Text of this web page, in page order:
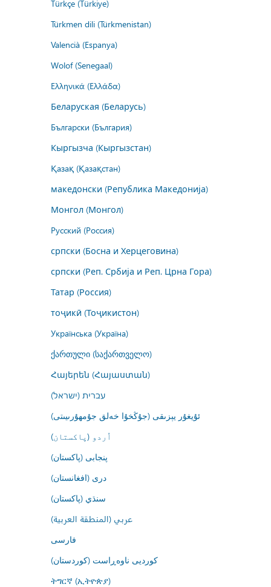
Türkçe (Türkiye)
Türkmen dili (Türkmenistan)
Valencià (Espanya)
Wolof (Senegaal)
Ελληνικά (Ελλάδα)
Беларуская (Беларусь)
Български (България)
Кыргызча (Кыргызстан)
Қазақ (Қазақстан)
македонски (Република Македонија)
Монгол (Монгол)
Русский (Россия)
српски (Босна и Херцеговина)
српски (Реп. Србија и Реп. Црна Гора)
Татар (Россия)
тоҷикӣ (Тоҷикистон)
Українська (Україна)
ქართული (საქართველო)
Հայերեն (Հայաստան)
עברית (ישראל)
ئۇيغۇر يېزىقى (جۇڭخۇا خەلق جۇمھۇرىيىتى)
اُردو (پاکستان)
پنجابی (پاکستان)
درى (افغانستان)
سنڌي (پاکستان)
عربي (المنطقة العربية)
فارسى
کوردیی ناوەڕاست (کوردستان)
ትግርኛ (ኢትዮጵያ)